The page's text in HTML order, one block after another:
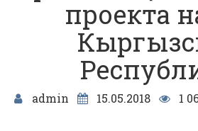
проекта
admin 15.05.2018 1